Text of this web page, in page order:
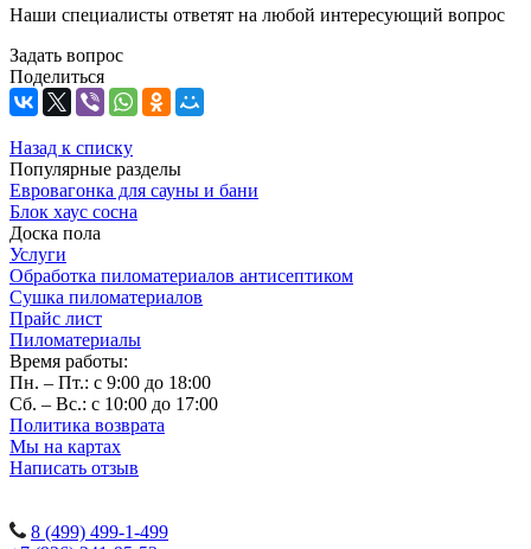
Наши специалисты ответят на любой интересующий вопрос
Задать вопрос
Поделиться
Назад к списку
Популярные разделы
Евровагонка для сауны и бани
Блок хаус сосна
Доска пола
Услуги
Обработка пиломатериалов антисептиком
Сушка пиломатериалов
Прайс лист
Пиломатериалы
Время работы:
Пн. – Пт.: с 9:00 до 18:00
Сб. – Вс.: с 10:00 до 17:00
Политика возврата
Мы на картах
Написать отзыв
8 (499) 499-1-499